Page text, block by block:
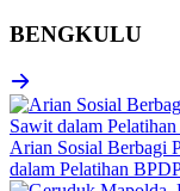
BENGKULU
Arian Sosial Berbagi
dalam Pelatihan